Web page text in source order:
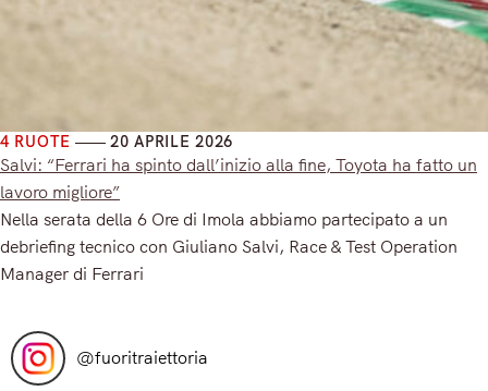
4 RUOTE 20 APRILE 2026
Salvi: “Ferrari ha spinto dall’inizio alla fine, Toyota ha fatto un
lavoro migliore”
Nella serata della 6 Ore di Imola abbiamo partecipato a un
debriefing tecnico con Giuliano Salvi, Race & Test Operation
Manager di Ferrari
@fuoritraiettoria